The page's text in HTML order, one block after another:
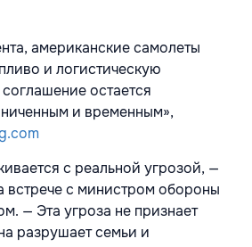
американские самолеты
и логистическую
остается
и временным»,
с реальной угрозой, —
встрече с министром обороны
— Эта угроза не признает
разрушает семьи и